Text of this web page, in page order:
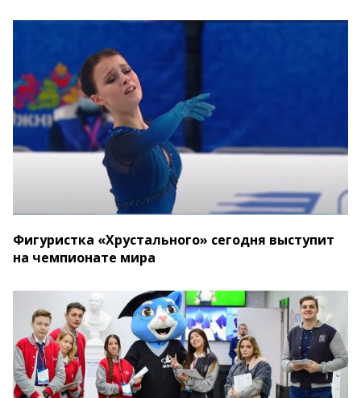
Фигуристка «Хрустального» сегодня выступит
на чемпионате мира